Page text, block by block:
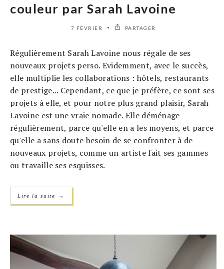
couleur par Sarah Lavoine
7 FÉVRIER PARTAGER
Régulièrement Sarah Lavoine nous régale de ses
nouveaux projets perso. Evidemment, avec le succès,
elle multiplie les collaborations : hôtels, restaurants
de prestige... Cependant, ce que je préfère, ce sont ses
projets à elle, et pour notre plus grand plaisir, Sarah
Lavoine est une vraie nomade. Elle déménage
régulièrement, parce qu'elle en a les moyens, et parce
qu'elle a sans doute besoin de se confronter à de
nouveaux projets, comme un artiste fait ses gammes
ou travaille ses esquisses.
Lire la suite →